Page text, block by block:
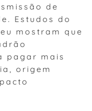
de
Estudos do
mostram que
pagar mais
origem